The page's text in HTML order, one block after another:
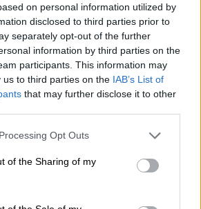
on personal information utilized by
disclosed to third parties prior to
separately opt-out of the further
information by third parties on the
participants. This information may
us to third parties on the IAB’s List of
that may further disclose it to other
website/app uses one or more Google
or usage behaviour. You may click to
to Google and its third-party tags to
specified purposes in below Google
Opt Outs
of the Sharing of my
18:45
δεν
με καμία πόλη του
προστατεύσουμε την
Πορθητή»
θα θέσει σε λειτουργία
για να ενισχύσει την
πτέρυγας της